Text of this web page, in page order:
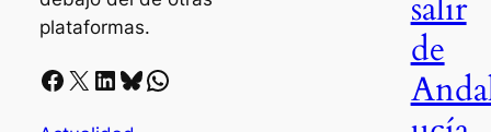
plataformas.
Facebook X LinkedIn Bluesky Whatsapp
de